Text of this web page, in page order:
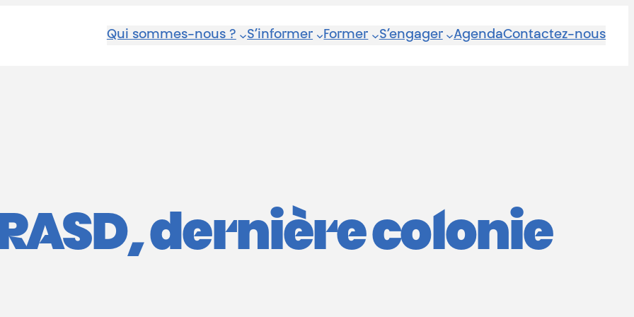
Qui sommes-nous ? S’informer Former S’engager AgendaContactez-nous
dernière colonie